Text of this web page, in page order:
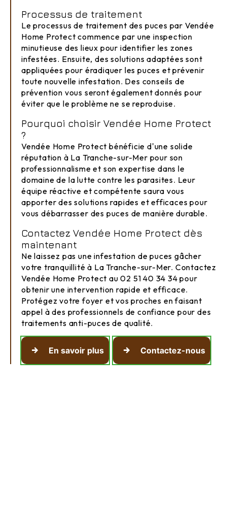
Processus de traitement
Le processus de traitement des puces par Vendée
Home Protect commence par une inspection
minutieuse des lieux pour identifier les zones
infestées. Ensuite, des solutions adaptées sont
appliquées pour éradiquer les puces et prévenir
toute nouvelle infestation. Des conseils de
prévention vous seront également donnés pour
éviter que le problème ne se reproduise.
Pourquoi choisir Vendée Home Protect
?
Vendée Home Protect bénéficie d'une solide
réputation à La Tranche-sur-Mer pour son
professionnalisme et son expertise dans le
domaine de la lutte contre les parasites. Leur
équipe réactive et compétente saura vous
apporter des solutions rapides et efficaces pour
vous débarrasser des puces de manière durable.
Contactez Vendée Home Protect dès
maintenant
Ne laissez pas une infestation de puces gâcher
votre tranquillité à La Tranche-sur-Mer. Contactez
Vendée Home Protect au 02 51 40 34 34 pour
obtenir une intervention rapide et efficace.
Protégez votre foyer et vos proches en faisant
appel à des professionnels de confiance pour des
traitements anti-puces de qualité.
En savoir plus Contactez-nous